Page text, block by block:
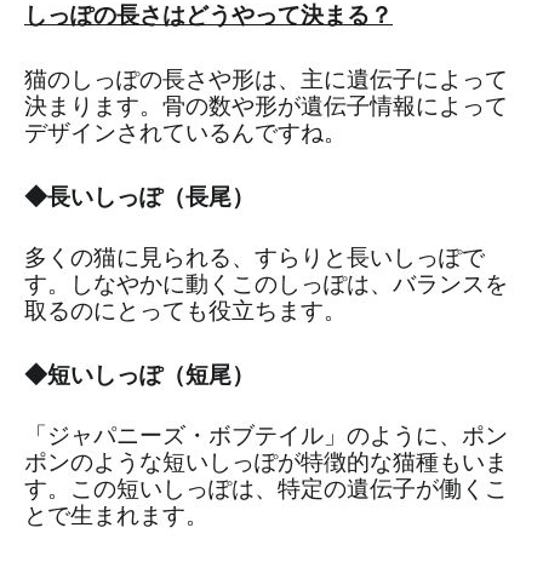
しっぽの長さはどうやって決まる？
猫のしっぽの長さや形は、主に遺伝子によって
決まります。骨の数や形が遺伝子情報によって
デザインされているんですね。
◆長いしっぽ（長尾）
多くの猫に見られる、すらりと長いしっぽで
す。しなやかに動くこのしっぽは、バランスを
取るのにとっても役立ちます。
◆短いしっぽ（短尾）
「ジャパニーズ・ボブテイル」のように、ポン
ポンのような短いしっぽが特徴的な猫種もいま
す。この短いしっぽは、特定の遺伝子が働くこ
とで生まれます。